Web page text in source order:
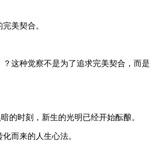
美契合。
这种觉察不是为了追求完美契合，而是
的时刻，新生的光明已经开始酝酿。
而来的人生心法。